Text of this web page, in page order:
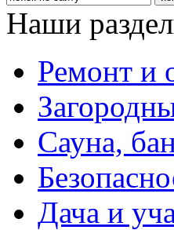
Наши
Ремонт и
Сауна,
Дача и